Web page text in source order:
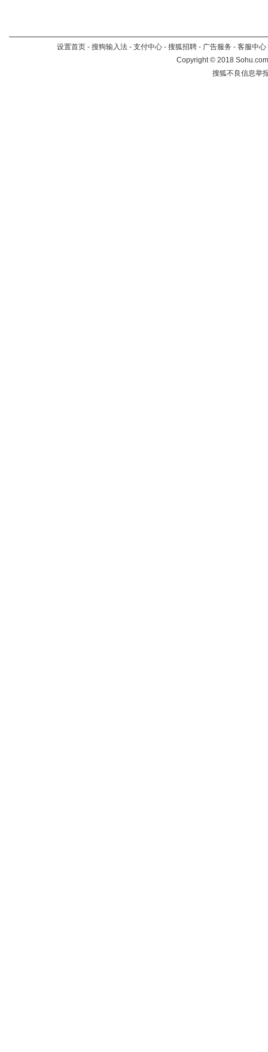
设置首页 - 搜狗输入法 - 支付中心 - 搜狐招聘 - 广告服务 - 客服中心
Copyright©2018
搜狐不良信息举